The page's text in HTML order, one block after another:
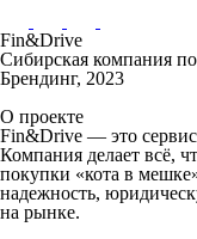
Fin&Drive
Сибирская компания
Брендинг, 2023
О проекте
Fin&Drive — это сервис
Компания делает всё,
покупки «кота в
надежность,
на рынке.